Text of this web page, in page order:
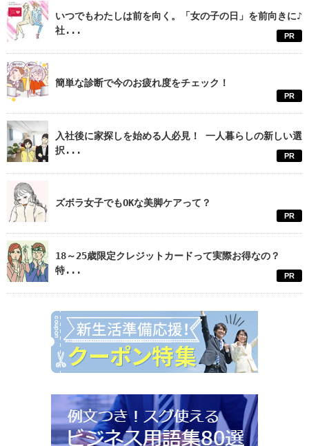
いつでもわたしは前を向く。「女の子の日」を前向きに♪
社...
PR
簡単な診断で今のお疲れ度をチェック！
PR
入社後に家探しを始める人必見！ 一人暮らしの新しい選
択...
PR
ズボラ女子でもOKな美脚ケアって？
PR
18～25歳限定クレジットカードって実際お得なの？
特...
PR